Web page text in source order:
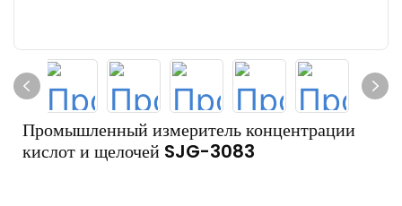
Промышленный измеритель концентрации
кислот и щелочей SJG-3083